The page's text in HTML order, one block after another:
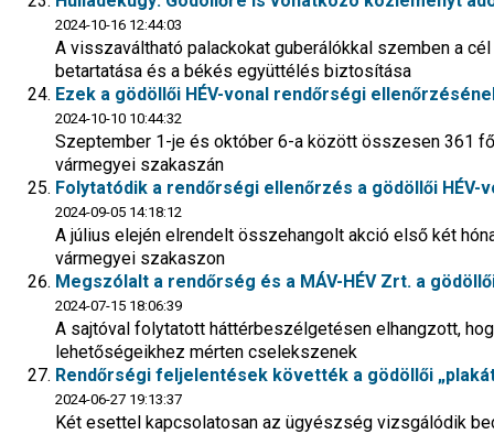
2024-10-16 12:44:03
A visszaváltható palackokat guberálókkal szemben a
betartatása és a békés együttélés biztosítása
Ezek a gödöllői HÉV-vonal rendőrségi
2024-10-10 10:44:32
Szeptember 1-je és október 6-a között összesen 361
vármegyei szakaszán
Folytatódik a rendőrségi ellenőrzés a gödöllői HÉV-
2024-09-05 14:18:12
A július elején elrendelt összehangolt akció első két
vármegyei szakaszon
Megszólalt a rendőrség és a MÁV-HÉV Zrt. a
2024-07-15 18:06:39
A sajtóval folytatott háttérbeszélgetésen elhangzott,
lehetőségeikhez mérten cselekszenek
Rendőrségi feljelentések követték a gödöllői
2024-06-27 19:13:37
Két esettel kapcsolatosan az ügyészség vizsgálódik